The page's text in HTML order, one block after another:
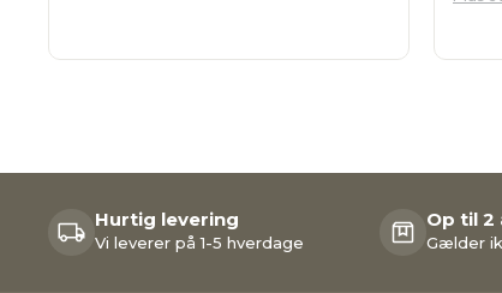
Hurtig levering
Vi leverer på 1-5 hverdage
Op til 2
Gælder